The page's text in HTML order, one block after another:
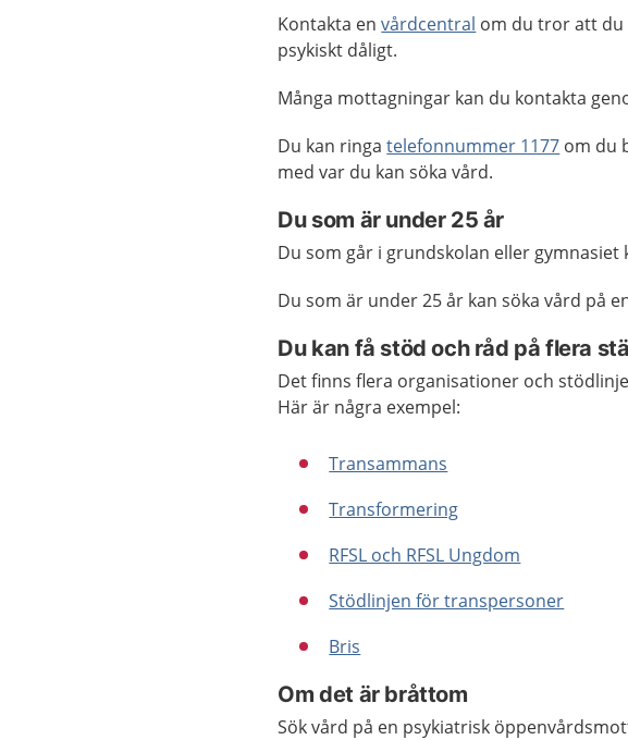
Kontakta envårdcentral om du tror att du
psykiskt dåligt.
Många mottagningar kan du kontakta
Du kan ringatelefonnummer 1177 om du
med var du kan söka vård.
Du som är under 25 år
Du som går i grundskolan eller gymnasiet
Du som är under 25 år kan söka vård på
Du kan få stöd och råd på flera
Det finns flera organisationer och
Här är några exempel:
Transammans
Transformering
RFSL och RFSL Ungdom
Stödlinjen för transpersoner
Bris
Om det är bråttom
Sök vård på en psykiatrisk